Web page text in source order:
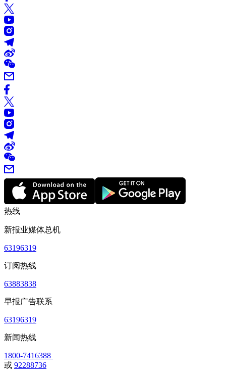
热线
新报业媒体总机
63196319
订阅热线
63883838
早报广告联系
63196319
新闻热线
1800-7416388
或 92288736